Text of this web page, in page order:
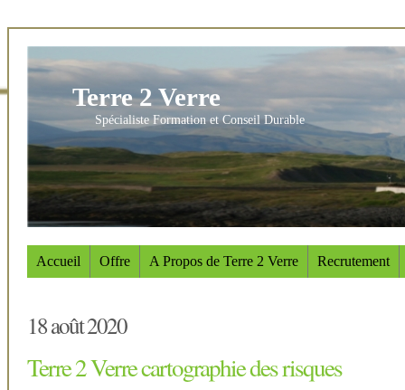
Terre 2 Verre
Spécialiste Formation et Conseil Durable
Accueil Offre A Propos de Terre 2 Verre Recrutement
18 août 2020
Terre 2 Verre cartographie des risques